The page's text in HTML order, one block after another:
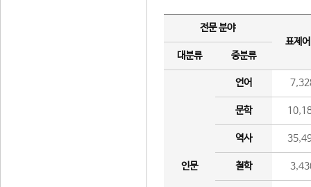
전문 분야
표제
대분류
중분류
인문
언어
문학
역사
철학